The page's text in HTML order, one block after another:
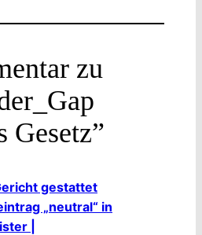
zu
Gesetz”
gestattet
„neutral“ in
|